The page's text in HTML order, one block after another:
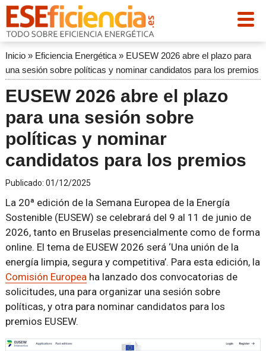
Inicio» Eficiencia Energética» EUSEW 2026 abre el plazo para
una sesión sobre políticas y nominar candidatos para los premios
EUSEW 2026 abre el plazo
para una sesión sobre
políticas y nominar
candidatos para los premios
Publicado: 01/12/2025
La 20ª edición de la Semana Europea de la Energía
Sostenible (EUSEW) se celebrará del 9 al 11 de junio de
2026, tanto en Bruselas presencialmente como de forma
online. El tema de EUSEW 2026 será ‘Una unión de la
energía limpia, segura y competitiva’. Para esta edición, la
Comisión Europeaha lanzado dos convocatorias de
solicitudes, una para organizar una sesión sobre
políticas, y otra para nominar candidatos para los
premios EUSEW.